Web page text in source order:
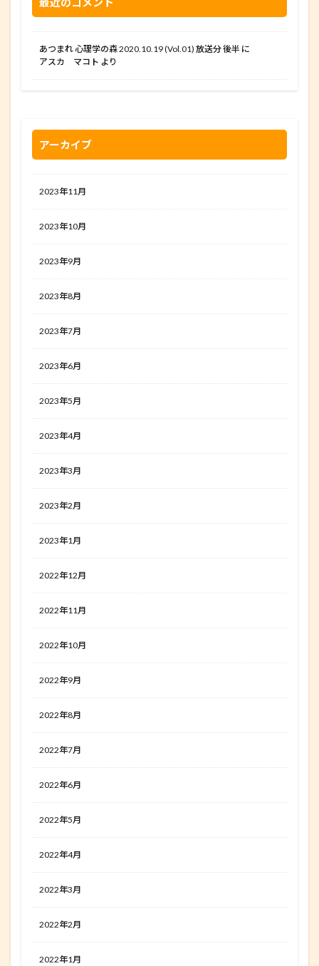
あつまれ 心理学の森 2020.10.19 (Vol.01) 放送分 後半 に
アスカ マコト より
アーカイブ
2023年11月
2023年10月
2023年9月
2023年8月
2023年7月
2023年6月
2023年5月
2023年4月
2023年3月
2023年2月
2023年1月
2022年12月
2022年11月
2022年10月
2022年9月
2022年8月
2022年7月
2022年6月
2022年5月
2022年4月
2022年3月
2022年2月
2022年1月